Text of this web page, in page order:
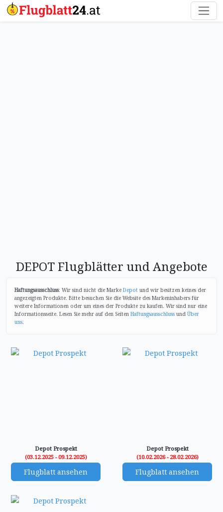
DEPOT Flugblätter und Angebote
Haftungsausschluss: Wir sind nicht die Marke Depot und wir besitzen keines der
angezeigten Produkte. Bitte besuchen Sie die Website des Markeninhabers für
weitere Informationen oder um eines der Produkte zu kaufen. Wir sind nur eine
Informationsseite. Lesen Sie mehr auf den Seiten Haftungsausschluss und Über
uns.
Depot Prospekt
(03.12.2025 - 09.12.2025)
Flugblatt ansehen
Depot Prospekt
(10.02.2026 - 28.02.2026)
Flugblatt ansehen